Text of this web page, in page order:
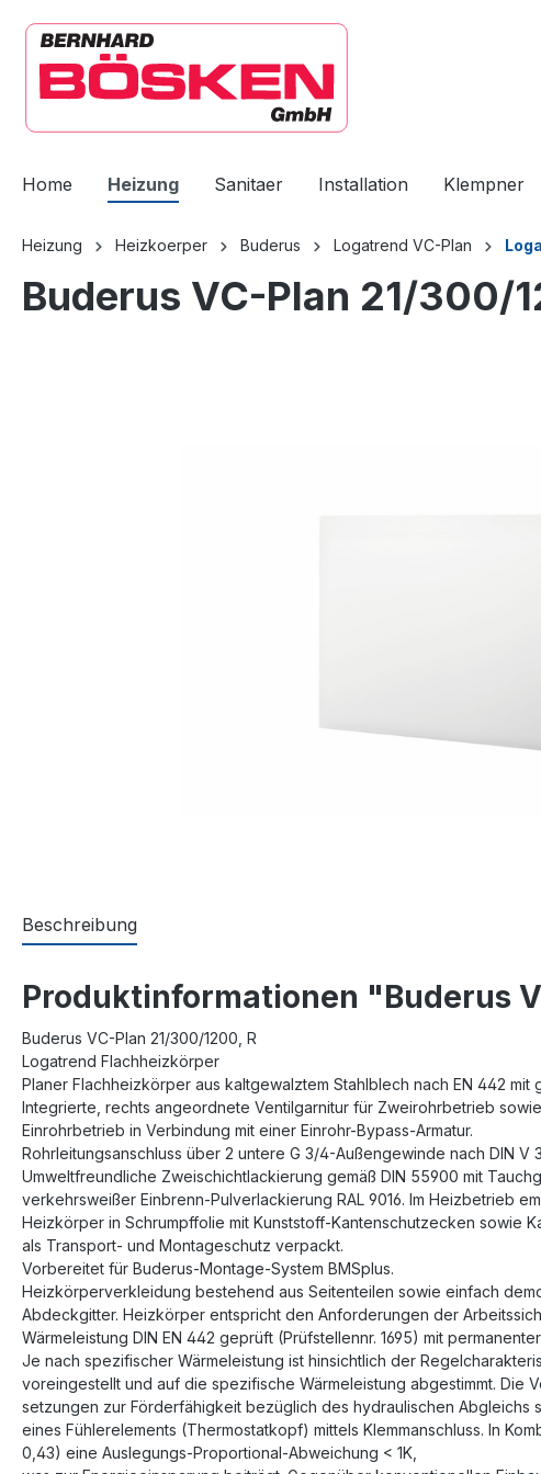
Zur Hauptnavigation springen
Home Heizung Sanitaer Installation Klempner
Heizung Heizkoerper Buderus Logatrend VC-Plan
Buderus VC-Plan 21/300/
Beschreibung
Produktinformationen "Buderus
Buderus VC-Plan 21/300/1200, R
Logatrend Flachheizkörper
Planer Flachheizkörper aus kaltgewalztem Stahlblech nach EN 442
Integrierte, rechts angeordnete Ventilgarnitur für Zweirohrbetrieb
Einrohrbetrieb in Verbindung mit einer Einrohr-Bypass-Armatur.
Rohrleitungsanschluss über 2 untere G 3/4-Außengewinde nach DIN V
Umweltfreundliche Zweischichtlackierung gemäß DIN 55900 mit
verkehrsweißer Einbrenn-Pulverlackierung RAL 9016. Im Heizbetrieb
Heizkörper in Schrumpffolie mit Kunststoff-Kantenschutzecken sowie
als Transport- und Montageschutz verpackt.
Vorbereitet für Buderus-Montage-System BMSplus.
Heizkörperverkleidung bestehend aus Seitenteilen sowie einfach
Abdeckgitter. Heizkörper entspricht den Anforderungen der
Wärmeleistung DIN EN 442 geprüft (Prüfstellennr. 1695) mit
Je nach spezifischer Wärmeleistung ist hinsichtlich der
voreingestellt und auf die spezifische Wärmeleistung abgestimmt. Die
setzungen zur Förderfähigkeit bezüglich des hydraulischen Abgleichs
eines Fühlerelements (Thermostatkopf) mittels Klemmanschluss. In
0,43) eine Auslegungs-Proportional-Abweichung < 1K,